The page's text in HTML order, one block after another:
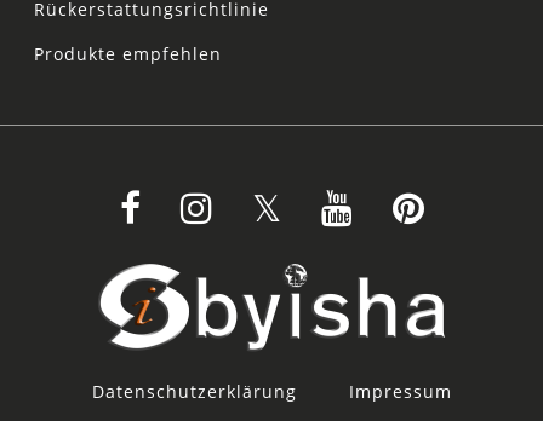
Rückerstattungsrichtlinie
Produkte empfehlen
Datenschutzerklärung Impressum